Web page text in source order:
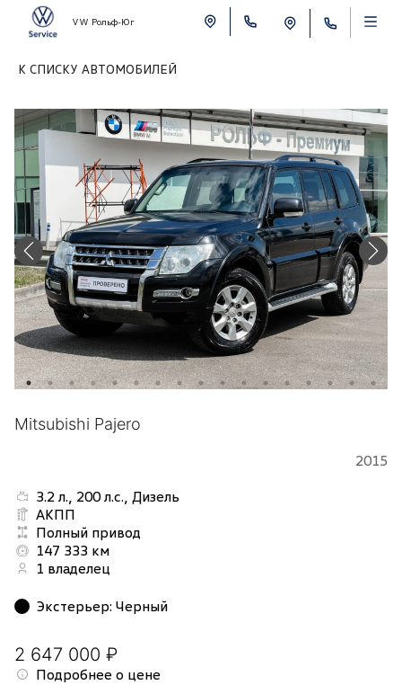
VW Рольф-Юг
К СПИСКУ АВТОМОБИЛЕЙ
Mitsubishi Pajero
2015
3.2 л., 200 л.с., Дизель
АКПП
Полный привод
147 333 км
1 владелец
Экстерьер: Черный
2 647 000 ₽
Подробнее о цене